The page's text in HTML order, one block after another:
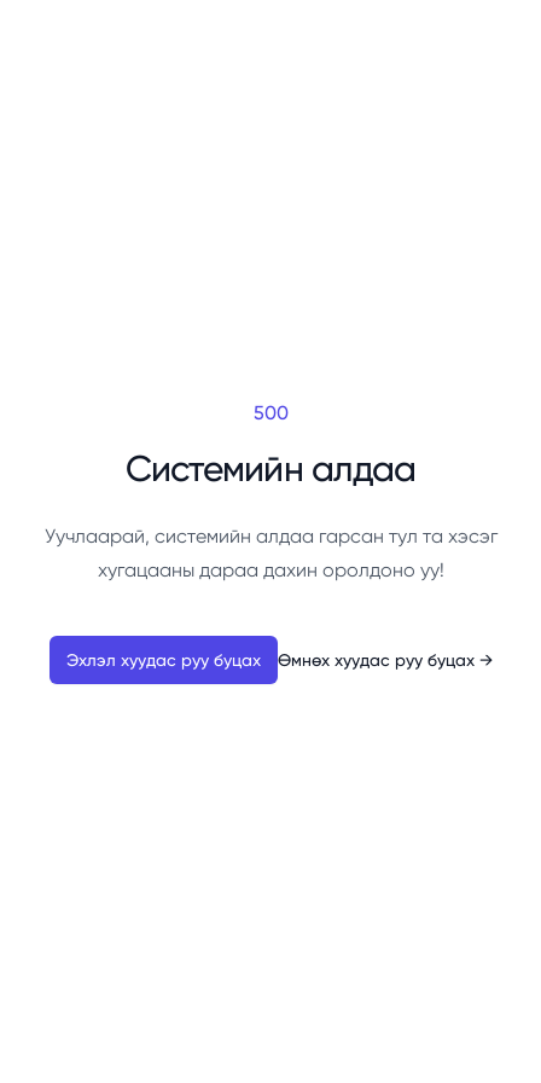
500
Системийн алдаа
Уучлаарай, системийн алдаа гарсан тул та хэсэг
хугацааны дараа дахин оролдоно уу!
Эхлэл хуудас руу буцах Өмнөх хуудас руу буцах →